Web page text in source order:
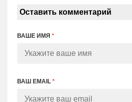
Оставить комментарий
ВАШЕ ИМЯ *
ВАШ EMAIL *